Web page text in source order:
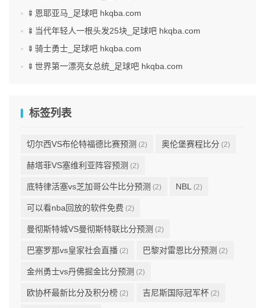
🍢恩耶亚马_足球吧 hkqba.com
🍢当代年轻人一根头发25块_足球吧 hkqba.com
🍢骑士勇士_足球吧 hkqba.com
🍢世界第一漂亮女总统_足球吧 hkqba.com
标签列表
切尔西VS布伦特福德比赛预测 (2) 奥伦堡赛程比分 (2)
赫塔菲VS塞维利亚阵容预测 (2)
底特律活塞vs芝加哥公牛比分预测 (2) NBL (2)
可以看nba回放的软件免费 (2)
曼彻斯特城VS曼彻斯特联比分预测 (2)
巴塞罗那vs皇家社会直播 (2) 巴黎对雷恩比分预测 (2)
金州勇士vs丹佛掘金比分预测 (2)
欧协杯最新比分及积分榜 (2) 吉尼斯国际冠军杯 (2)